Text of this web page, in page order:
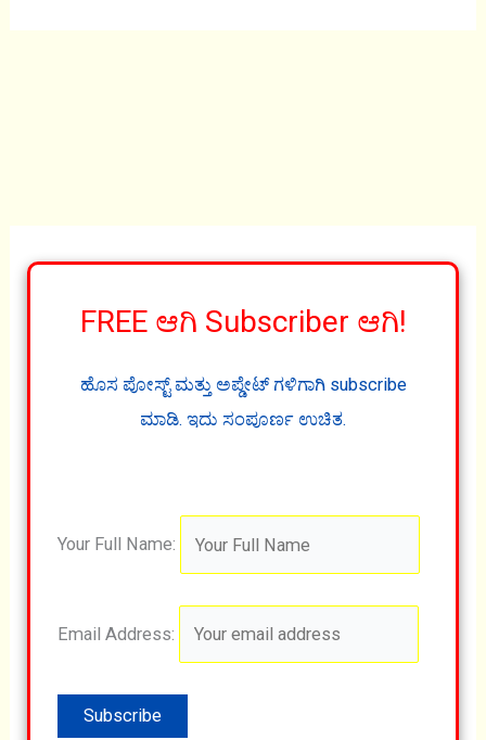
FREE ಆಗಿ Subscriber ಆಗಿ!
ಹೊಸ ಪೋಸ್ಟ್ ಮತ್ತು ಅಪ್ಡೇಟ್ ಗಳಿಗಾಗಿ subscribe
ಮಾಡಿ. ಇದು ಸಂಪೂರ್ಣ ಉಚಿತ.
Your Full Name:
Email Address: